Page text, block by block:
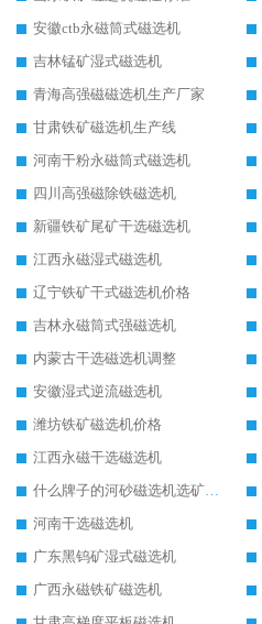
安徽ctb永磁筒式磁选机
吉林锰矿湿式磁选机
青海高强磁磁选机生产厂家
甘肃铁矿磁选机生产线
河南干粉永磁筒式磁选机
四川高强磁除铁磁选机
新疆铁矿尾矿干选磁选机
江西永磁湿式磁选机
辽宁铁矿干式磁选机价格
吉林永磁筒式强磁选机
内蒙古干选磁选机调整
安徽湿式逆流磁选机
潍坊铁矿磁选机价格
江西永磁干选磁选机
什么牌子的河砂磁选机选矿效果好
河南干选磁选机
广东黑钨矿湿式磁选机
广西永磁铁矿磁选机